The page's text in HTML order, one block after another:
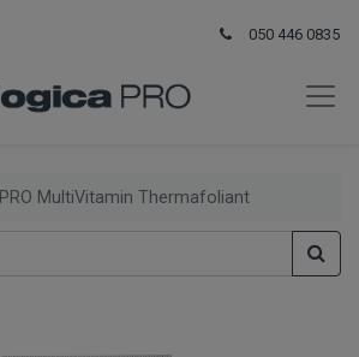
050 446 0835
PRO MultiVitamin Thermafoliant